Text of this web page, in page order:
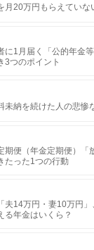
月20万円もらえていな
に1月届く「公的年金
3つのポイント
未納を続けた人の悲惨
期便（年金定期便）「
たった1つの行動
夫14万円・妻10万円
る年金はいくら？